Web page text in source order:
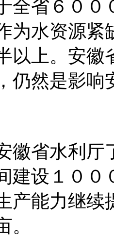
全省６００
为水资源紧
以上。安徽
仍然是影响
省水利厅
建设１０
产能力继续